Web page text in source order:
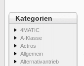
Kategorien
4MATIC
A-Klasse
Actros
Allgemein
Alternativantrieb